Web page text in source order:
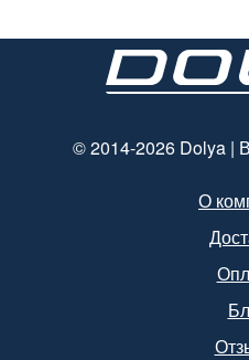
© 2014-2026 Dolya |
О